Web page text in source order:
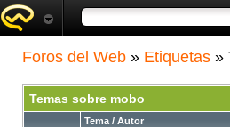
Foros del Web » Etiquetas »
Temas sobre mobo
Tema / Autor